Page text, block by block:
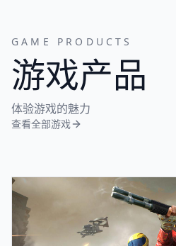
GAME PRODUCTS
游戏产品
体验游戏的魅力
查看全部游戏